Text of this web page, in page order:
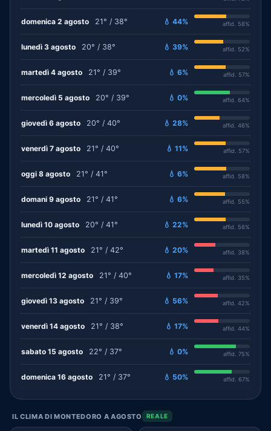
domenica 2 agosto 21° / 38° 💧 44% affid. 58%
lunedì 3 agosto 20° / 38° 💧 39% affid. 52%
martedì 4 agosto 21° / 39° 💧 6% affid. 57%
mercoledì 5 agosto 20° / 39° 💧 0% affid. 64%
giovedì 6 agosto 20° / 40° 💧 28% affid. 46%
venerdì 7 agosto 21° / 40° 💧 11% affid. 57%
oggi 8 agosto 21° / 41° 💧 6% affid. 58%
domani 9 agosto 21° / 41° 💧 6% affid. 55%
lunedì 10 agosto 20° / 41° 💧 22% affid. 56%
martedì 11 agosto 21° / 42° 💧 20% affid. 38%
mercoledì 12 agosto 21° / 40° 💧 17% affid. 35%
giovedì 13 agosto 21° / 39° 💧 56% affid. 42%
venerdì 14 agosto 21° / 38° 💧 17% affid. 44%
sabato 15 agosto 22° / 37° 💧 0% affid. 75%
domenica 16 agosto 21° / 37° 💧 50% affid. 67%
IL CLIMA DI MONTEDORO A AGOSTO REALE